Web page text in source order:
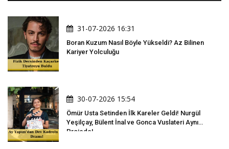
31-07-2026 16:31
Boran Kuzum Nasıl Böyle Yükseldi? Az Bilinen
Kariyer Yolculuğu
30-07-2026 15:54
Ömür Usta Setinden İlk Kareler Geldi! Nurgül
Yeşilçay, Bülent İnal ve Gonca Vuslateri Aynı
Projede!